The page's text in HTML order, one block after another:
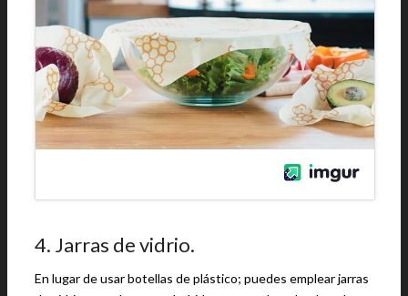
4. Jarras de vidrio.
En lugar de usar botellas de plástico; puedes emplear jarras